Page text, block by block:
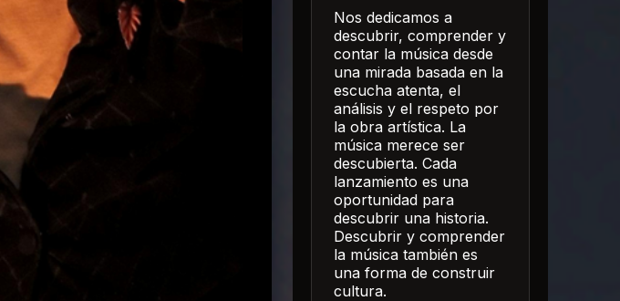
Nos dedicamos a
descubrir, comprender y
contar la música desde
una mirada basada en la
escucha atenta, el
análisis y el respeto por
la obra artística. La
música merece ser
descubierta. Cada
lanzamiento es una
oportunidad para
descubrir una historia.
Descubrir y comprender
la música también es
una forma de construir
cultura.